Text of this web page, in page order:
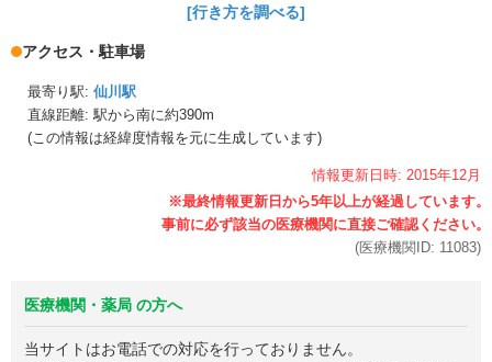
[行き方を調べる]
アクセス・駐車場
最寄り駅: 仙川駅
直線距離: 駅から南に約390m
(この情報は経緯度情報を元に生成しています)
情報更新日時: 2015年12月
(医療機関ID: 11083)
医療機関・薬局 の方へ
当サイトはお電話での対応を行っておりません。